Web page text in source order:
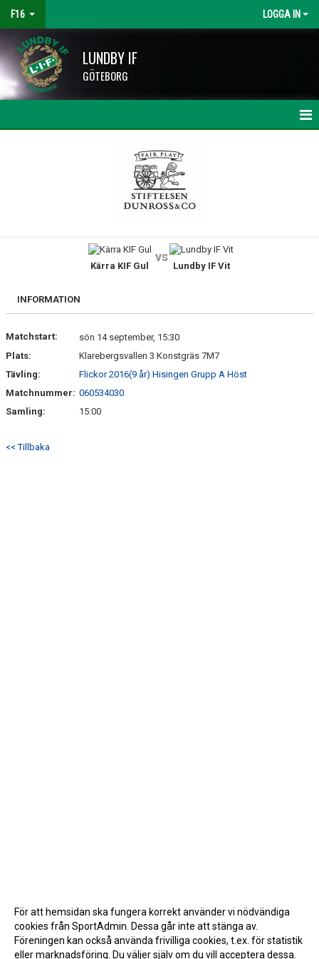
F16 LOGGA IN
LUNDBY IF
GÖTEBORG
BILDGALLERI
KONTAKT
Kärra KIF Gul
vs
Lundby IF Vit
INFORMATION
Matchstart:
sön 14 september, 15:30
Plats:
Klarebergsvallen 3 Konstgräs 7M7
Tävling:
Flickor 2016(9 år) Hisingen Grupp A Höst
Matchnummer: 060534030
Samling:
15:00
<< Tillbaka
För att hemsidan ska fungera korrekt använder vi nödvändiga
cookies från SportAdmin. Dessa går inte att stänga av.
Föreningen kan också använda frivilliga cookies, t.ex. för statistik
eller marknadsföring. Du väljer själv om du vill acceptera dessa.